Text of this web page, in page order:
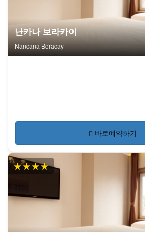
난카나 보라카이
Nancana Boracay
바로예약하기
★★★★